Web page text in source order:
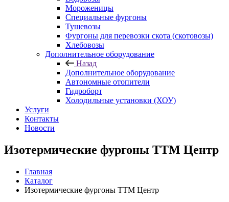
Мороженицы
Специальные фургоны
Тушевозы
Фургоны для перевозки скота (скотовозы)
Хлебовозы
Дополнительное оборудование
Назад
Дополнительное оборудование
Автономные отопители
Гидроборт
Холодильные установки (ХОУ)
Услуги
Контакты
Новости
Изотермические фургоны ТТМ Центр
Главная
Каталог
Изотермические фургоны ТТМ Центр